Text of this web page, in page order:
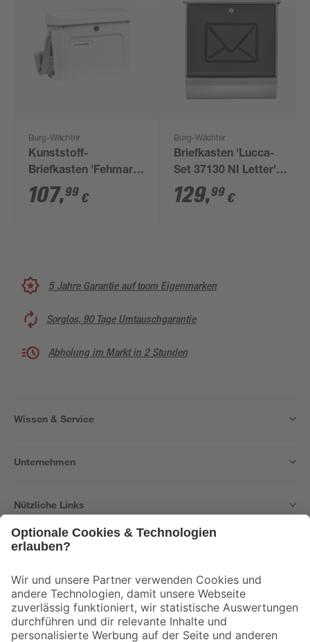
Burg-Wächter
Kunststoff-
Briefkasten 'Fehmarn
3888' weiß
107,99 €
Burg-Wächter
Briefkasten 'Lucca-
Set 37130 NI Letter'
edelstahlfarben/
anthrazit 38 x 44 x
129,99 €
5 Jahre Garantie auf toom Eigenmarken
Sorglos, 90 Tage Umtauschgarantie
Abholung im Markt in 2 Stunden
Wissen & Service
Unternehmen
Nützliche Links
Der toom Newsletter: Keine Angebote und Aktionen mehr verpassen!
Zur Newsletter Anmeldung